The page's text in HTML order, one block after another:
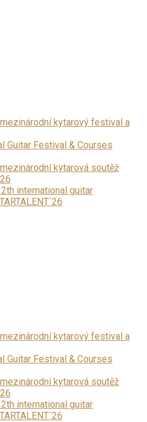
kytarový festival a
Guitar Festival & Courses
kytarová soutěž
international guitar
kytarový festival a
Guitar Festival & Courses
kytarová soutěž
international guitar